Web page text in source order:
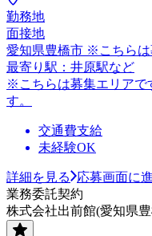
勤務地
面接地
愛知県豊橋市 ※こちらは
最寄り駅：井原駅など
※こちらは募集エリアで
す。
交通費支給
未経験OK
詳細を見る
応募画面に
業務委託契約
株式会社出前館(愛知県